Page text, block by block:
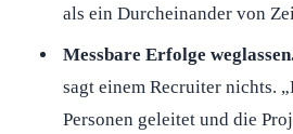
als ein Durcheinander von
Messbare Erfolge
sagt einem Recruiter nichts.
Personen geleitet und die